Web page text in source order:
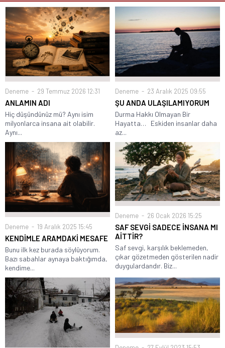
Deneme 29 Temmuz 2026 12:31
ANLAMIN ADI
Hiç düşündünüz mü? Aynı isim
milyonlarca insana ait olabilir.
Aynı...
Deneme 23 Aralık 2025 09:55
ŞU ANDA ULAŞILAMIYORUM
Durma Hakkı Olmayan Bir
Hayatta… Eskiden insanlar daha
az...
Deneme 19 Aralık 2025 15:45
KENDİMLE ARAMDAKİ MESAFE
Bunu ilk kez burada söylüyorum.
Bazı sabahlar aynaya baktığımda,
kendime...
Deneme 26 Ocak 2026 15:25
SAF SEVGİ SADECE İNSANA MI
AİTTİR?
Saf sevgi, karşılık beklemeden,
çıkar gözetmeden gösterilen nadir
duygulardandır. Biz...